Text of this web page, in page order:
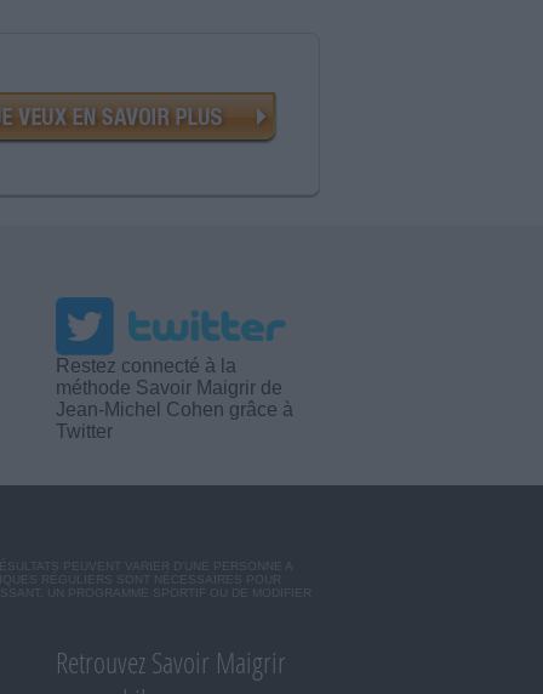
Restez connecté à la
méthode Savoir Maigrir de
Jean-Michel Cohen grâce à
Twitter
PEUVENT VARIER D'UNE PERSONNE A
RÉGULIERS SONT NÉCESSAIRES POUR
UN PROGRAMME SPORTIF OU DE MODIFIER
Retrouvez Savoir Maigrir